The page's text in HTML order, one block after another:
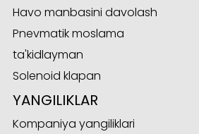
Havo manbasini davolash
Pnevmatik moslama
ta'kidlayman
Solenoid klapan
YANGILIKLAR
Kompaniya yangiliklari